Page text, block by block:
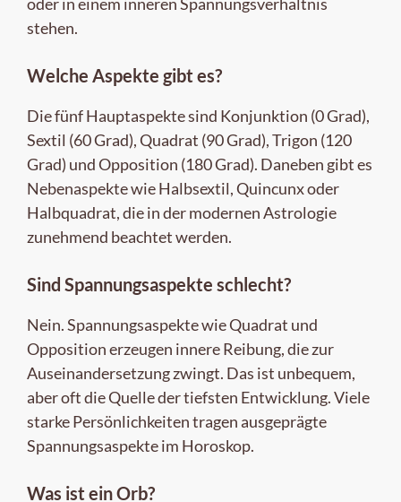
stehen.
Welche Aspekte gibt es?
Die fünf Hauptaspekte sind Konjunktion (0 Grad),
Sextil (60 Grad), Quadrat (90 Grad), Trigon (120
Grad) und Opposition (180 Grad). Daneben gibt es
Nebenaspekte wie Halbsextil, Quincunx oder
Halbquadrat, die in der modernen Astrologie
zunehmend beachtet werden.
Sind Spannungsaspekte schlecht?
Nein. Spannungsaspekte wie Quadrat und
Opposition erzeugen innere Reibung, die zur
Auseinandersetzung zwingt. Das ist unbequem,
aber oft die Quelle der tiefsten Entwicklung. Viele
starke Persönlichkeiten tragen ausgeprägte
Spannungsaspekte im Horoskop.
Was ist ein Orb?